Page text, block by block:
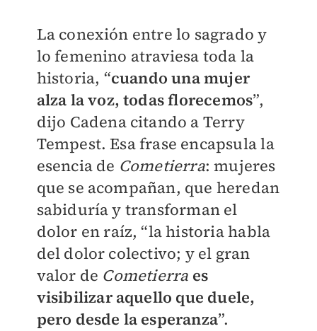
La conexión entre lo sagrado y
lo femenino atraviesa toda la
historia, “cuando una mujer
alza la voz, todas florecemos”,
dijo Cadena citando a Terry
Tempest. Esa frase encapsula la
esencia de Cometierra: mujeres
que se acompañan, que heredan
sabiduría y transforman el
dolor en raíz, “la historia habla
del dolor colectivo; y el gran
valor de Cometierra es
visibilizar aquello que duele,
pero desde la esperanza”.